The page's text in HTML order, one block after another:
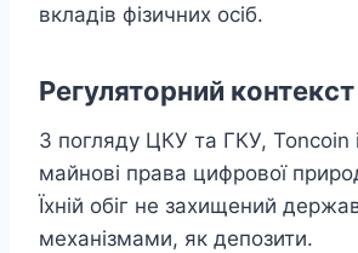
вкладів фізичних осіб.
Регуляторний контекст
З погляду ЦКУ та ГКУ, Toncoin
майнові права цифрової
Їхній обіг не захищений
механізмами, як депозити.